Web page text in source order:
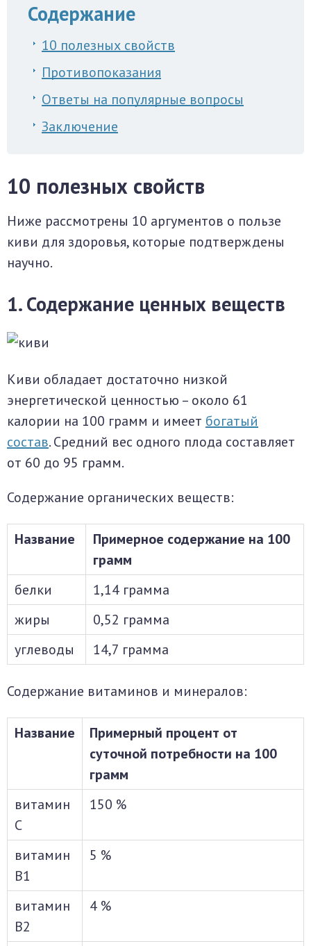
Содержание
10 полезных свойств
Противопоказания
Ответы на популярные вопросы
Заключение
10 полезных свойств
Ниже рассмотрены 10 аргументов о пользе
киви для здоровья, которые подтверждены
научно.
1. Содержание ценных веществ
Киви обладает достаточно низкой
энергетической ценностью – около 61
калории на 100 грамм и имеет богатый
состав. Средний вес одного плода составляет
от 60 до 95 грамм.
Содержание органических веществ:
Название
Примерное содержание на 100
грамм
белки
1,14 грамма
жиры
0,52 грамма
углеводы
14,7 грамма
Содержание витаминов и минералов:
Название
Примерный процент от
суточной потребности на 100
грамм
витамин
С
150 %
витамин
В1
5 %
витамин
В2
4 %